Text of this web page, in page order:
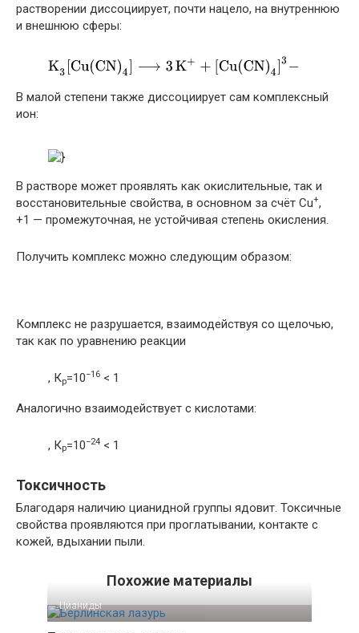
растворении диссоциирует, почти нацело, на внутреннюю
и внешнюю сферы:
В малой степени также диссоциирует сам комплексный
ион:
В растворе может проявлять как окислительные, так и
восстановительные свойства, в основном за счёт Cu+,
+1 — промежуточная, не устойчивая степень окисления.
Получить комплекс можно следующим образом:
Комплекс не разрушается, взаимодействуя со щелочью,
так как по уравнению реакции
, Кр=10−16 < 1
Аналогично взаимодействует с кислотами:
, Кр=10−24 < 1
Токсичность
Благодаря наличию цианидной группы ядовит. Токсичные
свойства проявляются при проглатывании, контакте с
кожей, вдыхании пыли.
Похожие материалы
Цианиды‎